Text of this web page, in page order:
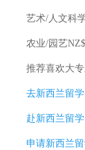
艺术/人文科学
农业/园艺
推荐喜欢大
去新西兰留
赴新西兰留
申请新西兰